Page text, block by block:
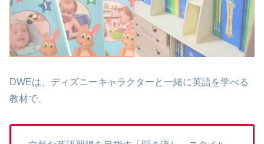
DWEは、ディズニーキャラクターと一緒に英語を学べる
教材で、